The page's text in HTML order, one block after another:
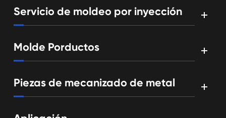
Servicio de moldeo por inyección
Molde Porductos
Piezas de mecanizado de metal